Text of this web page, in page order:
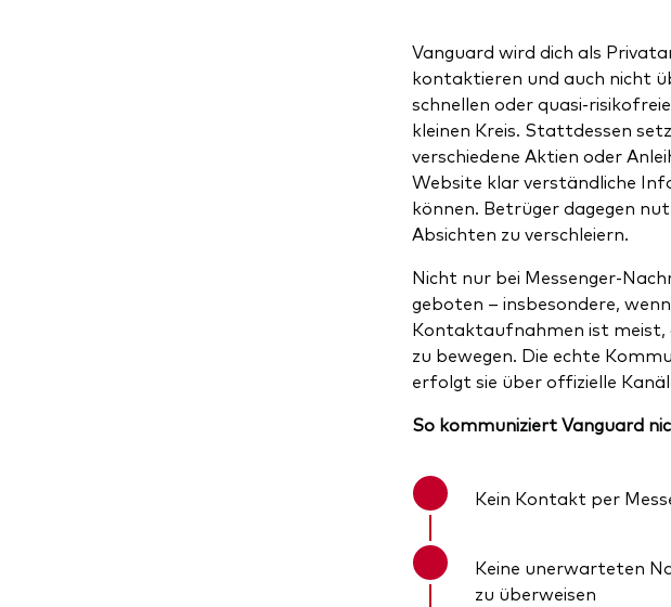
Vanguard wird dich als
kontaktieren und auch nicht
schnellen oder quasi-
kleinen Kreis. Stattdessen
verschiedene Aktien oder
Website klar verständliche
können. Betrüger dagegen
Absichten zu verschleiern.
Nicht nur bei Messenger-
geboten – insbesondere,
Kontaktaufnahmen ist meist,
zu bewegen. Die echte
erfolgt sie über offizielle
So kommuniziert Vanguard
Kein Kontakt per
Keine unerwarteten
zu überweisen